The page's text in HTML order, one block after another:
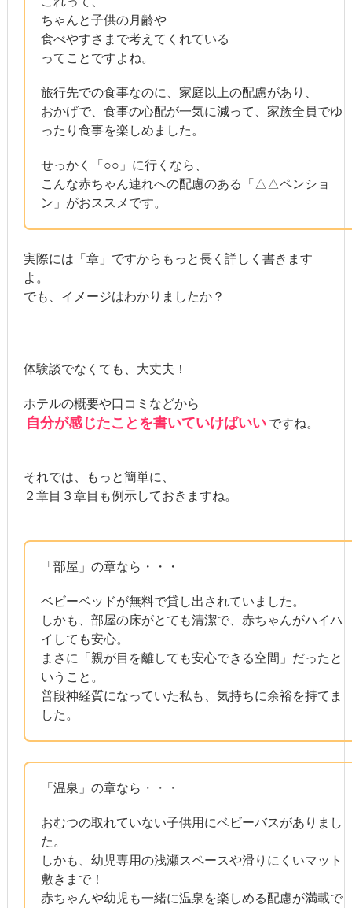
ちゃんと子供の月齢や
食べやすさまで考えてくれている
ってことですよね。
旅行先での食事なのに、家庭以上の配慮があり、
おかげで、食事の心配が一気に減って、家族全員でゆ
ったり食事を楽しめました。
せっかく「○○」に行くなら、
こんな赤ちゃん連れへの配慮のある「△△ペンショ
ン」がおススメです。
実際には「章」ですからもっと長く詳しく書きます
よ。
でも、イメージはわかりましたか？
体験談でなくても、大丈夫！
ホテルの概要や口コミなどから
自分が感じたことを書いていけばいい ですね。
それでは、もっと簡単に、
２章目３章目も例示しておきますね。
「部屋」の章なら・・・
ベビーベッドが無料で貸し出されていました。
しかも、部屋の床がとても清潔で、赤ちゃんがハイハ
イしても安心。
まさに「親が目を離しても安心できる空間」だったと
いうこと。
普段神経質になっていた私も、気持ちに余裕を持てま
した。
「温泉」の章なら・・・
おむつの取れていない子供用にベビーバスがありまし
た。
しかも、幼児専用の浅瀬スペースや滑りにくいマット
敷きまで！
赤ちゃんや幼児も一緒に温泉を楽しめる配慮が満載で